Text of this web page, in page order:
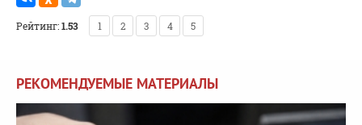
Рейтинг:1.53 1 2 3 4 5
РЕКОМЕНДУЕМЫЕ МАТЕРИАЛЫ